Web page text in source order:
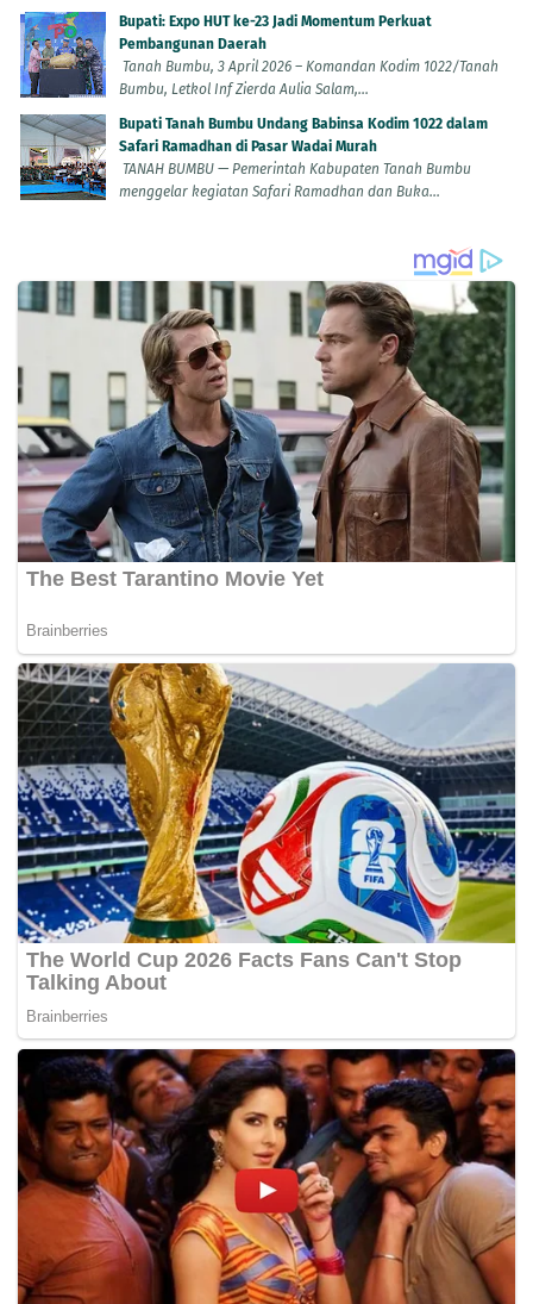
Bupati: Expo HUT ke-23 Jadi Momentum Perkuat
Pembangunan Daerah
Tanah Bumbu, 3 April 2026 – Komandan Kodim 1022/Tanah
Bumbu, Letkol Inf Zierda Aulia Salam,...
Bupati Tanah Bumbu Undang Babinsa Kodim 1022 dalam
Safari Ramadhan di Pasar Wadai Murah
TANAH BUMBU — Pemerintah Kabupaten Tanah Bumbu
menggelar kegiatan Safari Ramadhan dan Buka...